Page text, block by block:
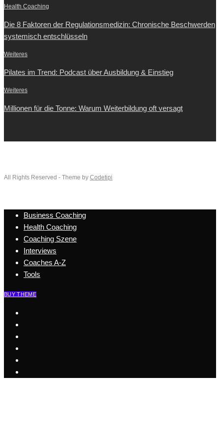
Health Coaching
Die 8 Faktoren der Regulationsmedizin: Chronische Beschwerden
systemisch entschlüsseln
Weiteres
Pilates im Trend: Podcast über Ausbildung & Einstieg
Weiteres
Millionen für die Tonne: Warum Weiterbildung oft versagt
All Rights Reserved - Theme by Codetipi
Business Coaching
Health Coaching
Coaching Szene
Interviews
Coaches A-Z
Tools
BUY THEME